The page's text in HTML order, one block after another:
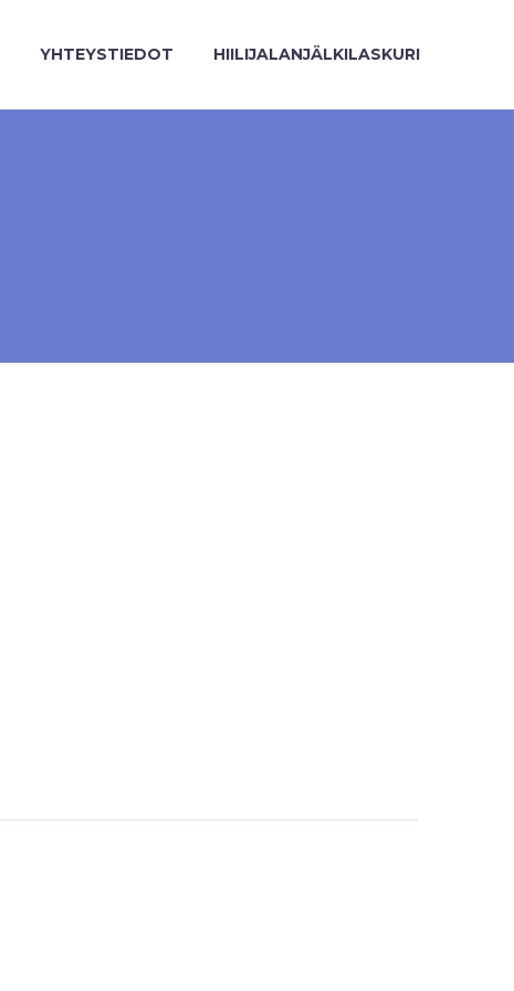
YHTEYSTIEDOT HIILIJALANJÄLKILASKURI